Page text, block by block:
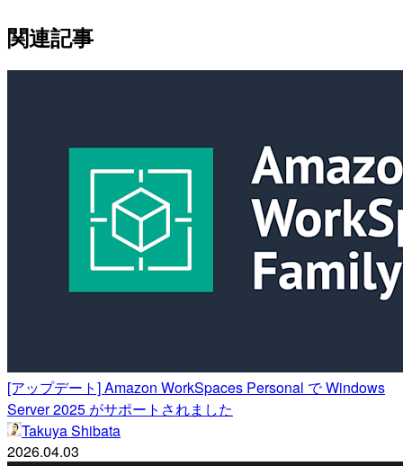
関連記事
[アップデート] Amazon WorkSpaces Personal で Windows
Server 2025 がサポートされました
Takuya Shibata
2026.04.03